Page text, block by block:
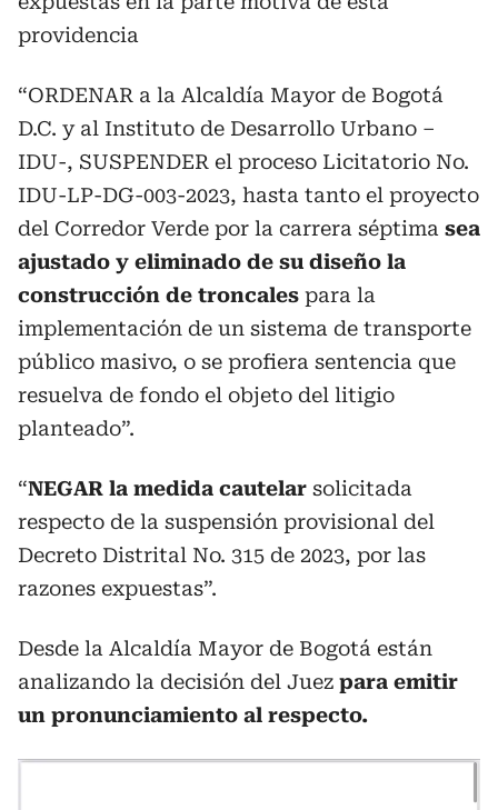
providencia
“ORDENAR a la Alcaldía Mayor de Bogotá
D.C. y al Instituto de Desarrollo Urbano –
IDU-, SUSPENDER el proceso Licitatorio No.
IDU-LP-DG-003-2023, hasta tanto el proyecto
del Corredor Verde por la carrera séptima sea
ajustado y eliminado de su diseño la
construcción de troncales para la
implementación de un sistema de transporte
público masivo, o se profiera sentencia que
resuelva de fondo el objeto del litigio
planteado”.
“NEGAR la medida cautelar solicitada
respecto de la suspensión provisional del
Decreto Distrital No. 315 de 2023, por las
razones expuestas”.
Desde la Alcaldía Mayor de Bogotá están
analizando la decisión del Juez para emitir
un pronunciamiento al respecto.